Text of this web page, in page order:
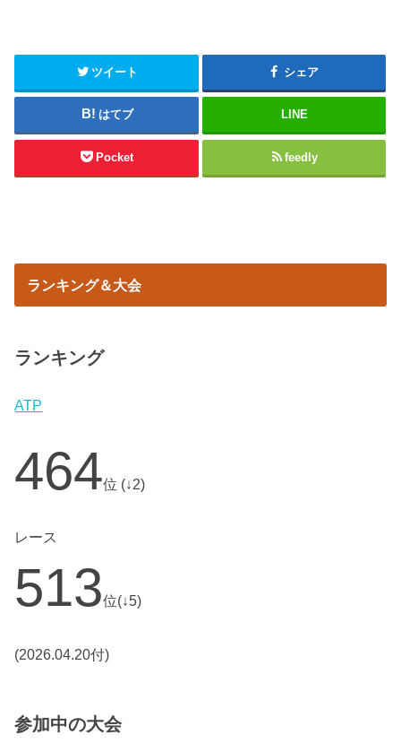
ツイート シェア
はてブ LINE
Pocket feedly
ランキング＆大会
ランキング
ATP
464位 (↓2)
レース
513位(↓5)
(2026.04.20付)
参加中の大会